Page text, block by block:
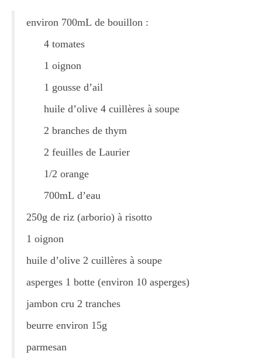
Tartes Pizzas Croq’
Viandes
Desserts
Bavarois Charlottes Mousses
Brownies Cookies Muffins
Cakes Cheesecakes Pancakes
Friandises Mignardises
Gâteaux Tartes
environ 700mL de bouillon :
4 tomates
1 oignon
1 gousse d’ail
huile d’olive 4 cuillères à soupe
2 branches de thym
2 feuilles de Laurier
1/2 orange
700mL d’eau
250g de riz (arborio) à risotto
1 oignon
huile d’olive 2 cuillères à soupe
asperges 1 botte (environ 10 asperges)
jambon cru 2 tranches
beurre environ 15g
parmesan